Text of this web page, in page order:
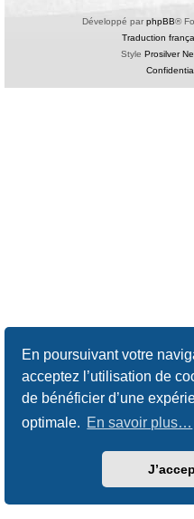
En poursuivant votre
acceptez l’utilisation de
de bénéficier d’une
optimale. En savoir plus…
Développé par phpBB®
Traduction
Style Prosilver